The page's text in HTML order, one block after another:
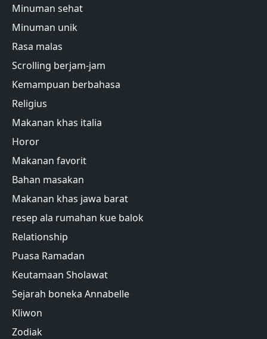
Minuman sehat
Minuman unik
Rasa malas
Scrolling berjam-jam
Kemampuan berbahasa
Religius
Makanan khas italia
Horor
Makanan favorit
Bahan masakan
Makanan khas jawa barat
resep ala rumahan kue balok
Relationship
Puasa Ramadan
Keutamaan Sholawat
Sejarah boneka Annabelle
Kliwon
Zodiak